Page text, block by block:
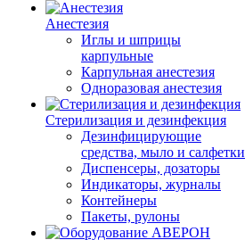
Анестезия
Иглы и шприцы
карпульные
Карпульная анестезия
Одноразовая анестезия
Стерилизация и дезинфекция
Дезинфицирующие
средства, мыло и салфетки
Диспенсеры, дозаторы
Индикаторы, журналы
Контейнеры
Пакеты, рулоны